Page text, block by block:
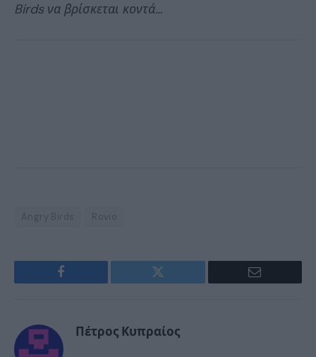
Birds να βρίσκεται κοντά…
Angry Birds Rovio
Facebook Twitter Email
Πέτρος Κυπραίος